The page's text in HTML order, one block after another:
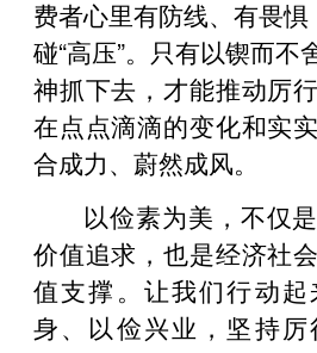
费者心里有防线、有畏惧
碰“高压”。只有以锲而不
神抓下去，才能推动厉
在点点滴滴的变化和实
合成力、蔚然成风。
以俭素为美，不仅
价值追求，也是经济社
值支撑。让我们行动
身、以俭兴业，坚持